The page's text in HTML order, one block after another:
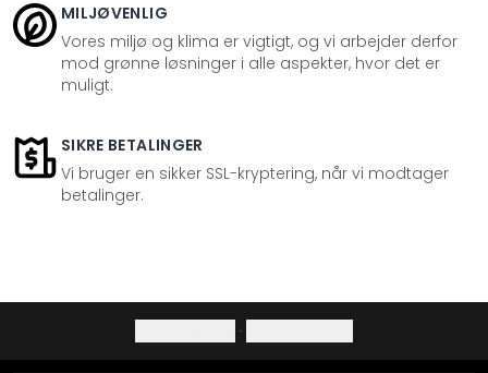
MILJØVENLIG
Vores miljø og klima er vigtigt, og vi arbejder derfor
mod grønne løsninger i alle aspekter, hvor det er
muligt.
SIKRE BETALINGER
Vi bruger en sikker SSL-kryptering, når vi modtager
betalinger.
·